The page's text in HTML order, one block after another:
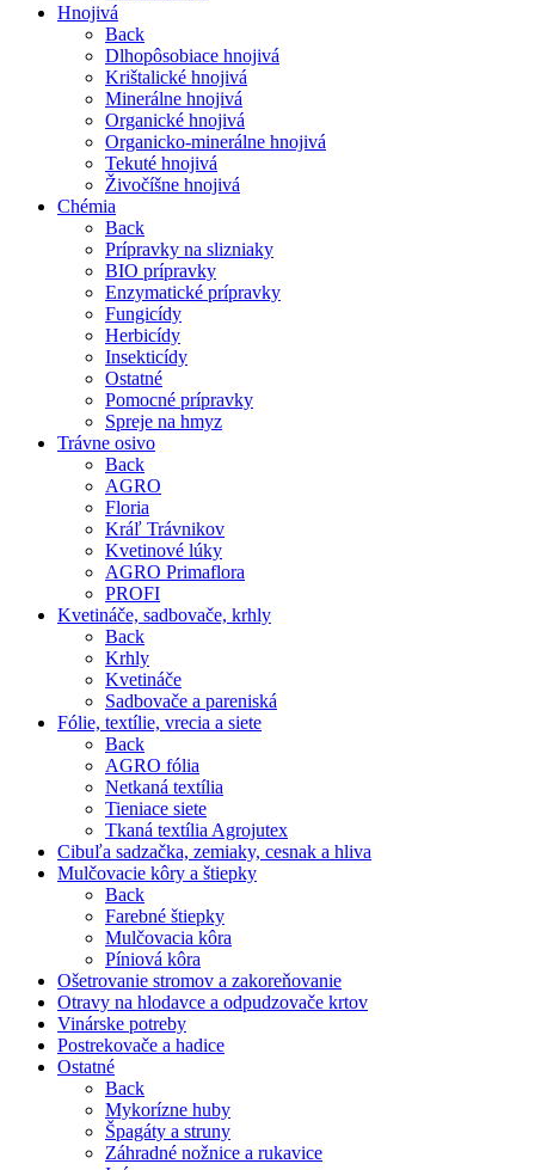
Hnojivá
Back
Dlhopôsobiace hnojivá
Krištalické hnojivá
Minerálne hnojivá
Organické hnojivá
Organicko-minerálne hnojivá
Tekuté hnojivá
Živočíšne hnojivá
Chémia
Back
Prípravky na slizniaky
BIO prípravky
Enzymatické prípravky
Fungicídy
Herbicídy
Insekticídy
Ostatné
Pomocné prípravky
Spreje na hmyz
Trávne osivo
Back
AGRO
Floria
Kráľ Trávnikov
Kvetinové lúky
AGRO Primaflora
PROFI
Kvetináče, sadbovače, krhly
Back
Krhly
Kvetináče
Sadbovače a pareniská
Fólie, textílie, vrecia a siete
Back
AGRO fólia
Netkaná textília
Tieniace siete
Tkaná textília Agrojutex
Cibuľa sadzačka, zemiaky, cesnak a hliva
Mulčovacie kôry a štiepky
Back
Farebné štiepky
Mulčovacia kôra
Píniová kôra
Ošetrovanie stromov a zakoreňovanie
Otravy na hlodavce a odpudzovače krtov
Vinárske potreby
Postrekovače a hadice
Ostatné
Back
Mykorízne huby
Špagáty a struny
Záhradné nožnice a rukavice